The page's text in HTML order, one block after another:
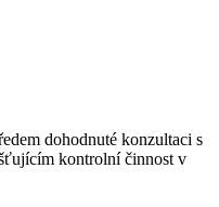
dohodnuté konzultaci s
kontrolní činnost v